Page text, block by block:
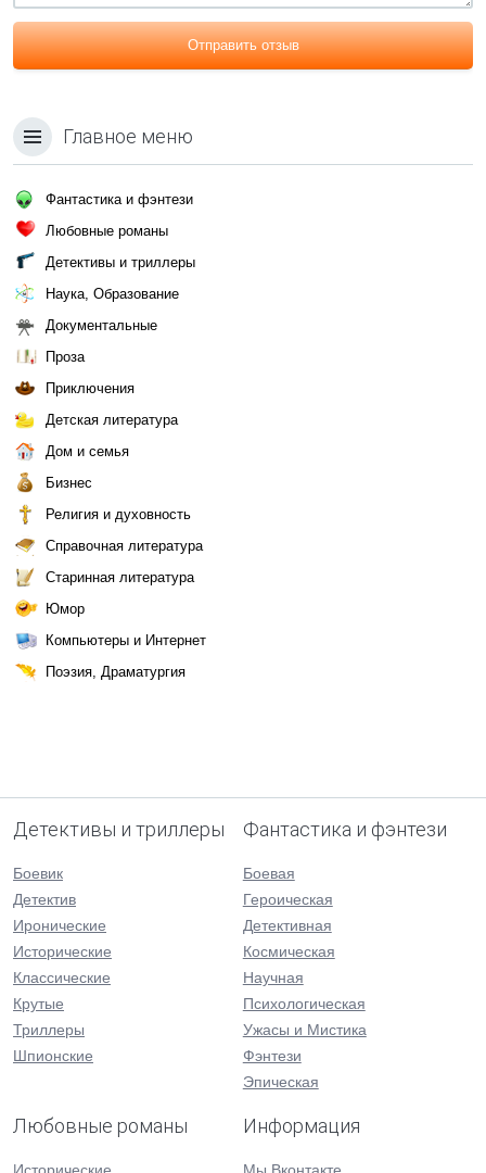
Отправить отзыв
Главное меню
Фантастика и фэнтези
Любовные романы
Детективы и триллеры
Наука, Образование
Документальные
Проза
Приключения
Детская литература
Дом и семья
Бизнес
Религия и духовность
Справочная литература
Старинная литература
Юмор
Компьютеры и Интернет
Поэзия, Драматургия
Детективы и триллеры
Боевик
Детектив
Иронические
Исторические
Классические
Крутые
Триллеры
Шпионские
Фантастика и фэнтези
Боевая
Героическая
Детективная
Космическая
Научная
Психологическая
Ужасы и Мистика
Фэнтези
Эпическая
Любовные романы Информация